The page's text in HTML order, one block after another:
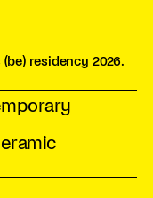
(be) residency 2026.